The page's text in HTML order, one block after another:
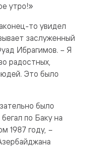
утро!»
то увидел
заслуженный
Ибрагимов. – Я
радостных,
Это было
было
по Баку на
1987 году, –